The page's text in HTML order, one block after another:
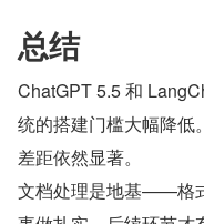
总结
ChatGPT 5.5 和
统的搭建门槛大幅降低
差距依然显著。
文档处理是地基——格